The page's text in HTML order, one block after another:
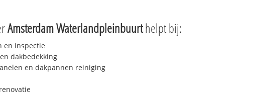
Amsterdam Waterlandpleinbuurthelpt bij:
en inspectie
dakbedekking
en dakpannen reiniging